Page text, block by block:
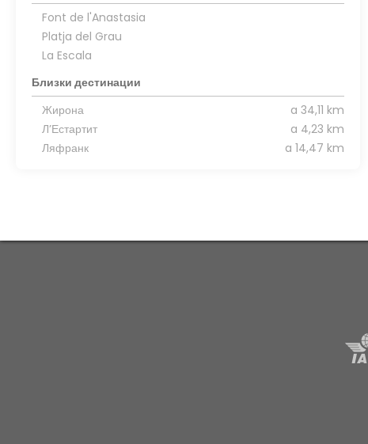
Font de l'Anastasia
Platja del Grau
La Escala
Близки дестинации
Жирона
a 34,11 km
Л’Естартит
a 4,23 km
Ляфранк
a 14,47 km